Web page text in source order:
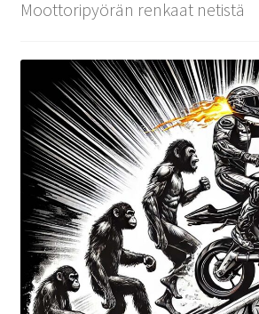
Moottoripyörän renkaat netistä